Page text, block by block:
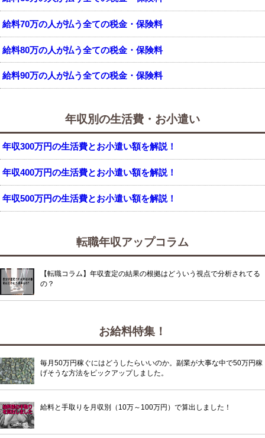
給料70万の人が払う全ての税金・保険料
給料80万の人が払う全ての税金・保険料
給料90万の人が払う全ての税金・保険料
年収別の生活費・お小遣い
年収300万円の生活費とお小遣い額を解説！
年収400万円の生活費とお小遣い額を解説！
年収500万円の生活費とお小遣い額を解説！
転職年収アップコラム
【転職コラム】年収査定の結果の根拠はどういう視点で分析されてる
の？
お給料特集！
毎月50万円稼ぐにはどうしたらいいのか。副業が大事な中で50万円稼
げそうな方法をピックアップしました。
給料と手取りを月収別（10万～100万円）で算出しました！